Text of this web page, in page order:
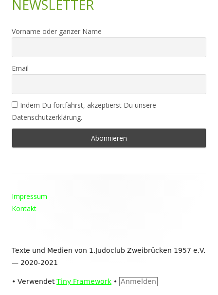
NEWSLETTER
Vorname oder ganzer Name
Email
Indem Du fortfährst, akzeptierst Du unsere
Datenschutzerklärung.
Inhalt
Impressum
Kontakt
Texte und Medien von 1.Judoclub Zweibrücken 1957 e.V.
— 2020-2021
• VerwendetTiny Framework • Anmelden